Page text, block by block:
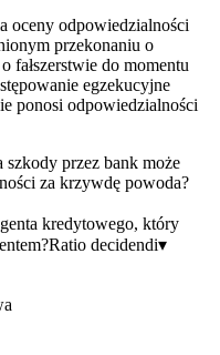
oceny odpowiedzialności
przekonaniu o
fałszerstwie do momentu
egzekucyjne
ponosi odpowiedzialności
przez bank może
za krzywdę powoda?
kredytowego, który
Ratio decidendi▾